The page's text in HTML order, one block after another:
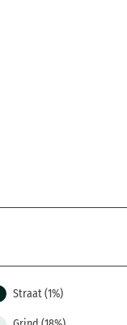
Straat (1%)